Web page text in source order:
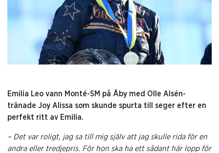
Emilia Leo vann Monté-SM på Åby med Olle Alsén-
tränade Joy Alissa som skunde spurta till seger efter en
perfekt ritt av Emilia.
– Det var roligt, jag sa till mig själv att jag skulle rida för en
andra eller tredjepris. För hon ska ha ett sådant här lopp för